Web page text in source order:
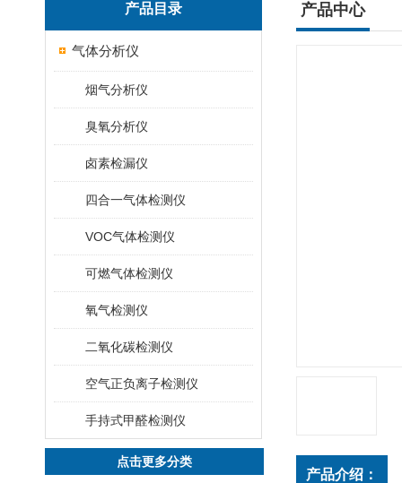
产品目录
气体分析仪
烟气分析仪
臭氧分析仪
卤素检漏仪
四合一气体检测仪
VOC气体检测仪
可燃气体检测仪
氧气检测仪
二氧化碳检测仪
空气正负离子检测仪
手持式甲醛检测仪
点击更多分类
产品中心
产品介绍：